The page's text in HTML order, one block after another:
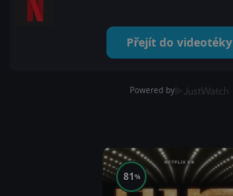
Přejít do videotéky
Powered by
81%